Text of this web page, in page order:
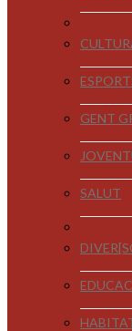
GENT
SALUT